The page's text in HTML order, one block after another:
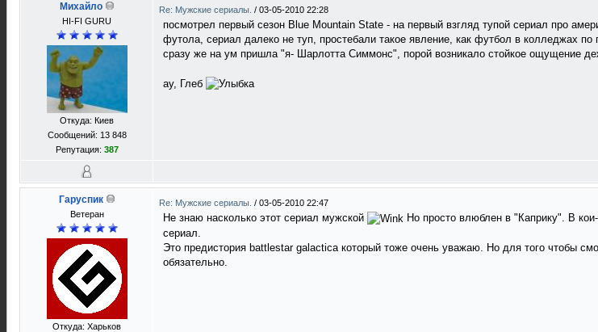
Михайло
HI-FI GURU
Откуда: Киев
Сообщений: 13 848
Репутация: 387
Re: Мужские сериалы. / 03-05-2010 22:28
посмотрел первый сезон Blue Mountain State - на первый взгляд тупой сериал про
футола, сериал далеко не туп, простебали такое явление, как футбол в колледжах по
сразу же на ум пришла "я- Шарлотта Симмонс", порой возникало стойкое ощущение
ау, Глеб
Гаруспик
Ветеран
Откуда: Харьков
Re: Мужские сериалы. / 03-05-2010 22:47
Не знаю насколько этот сериал мужской
Но просто влюблен в "Каприку". В
сериал.
Это предистория battlestar galactica который тоже очень уважаю. Но для того чтобы
обязательно.